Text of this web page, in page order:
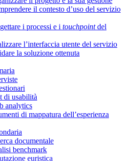
il contesto d’uso del servizio
i processi e i touchpointdel
l’interfaccia utente del servizio
la soluzione ottenuta
di usabilità
analytics
di mappatura dell’esperienza
documentale
benchmark
euristica